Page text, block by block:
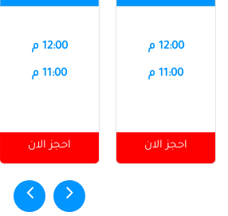
12:00 م
11:00 م
احجز الان
12:00 م
11:00 م
احجز الان